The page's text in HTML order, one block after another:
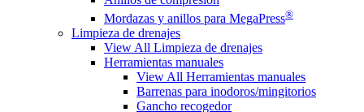
Mordazas y anillos para MegaPress®
Limpieza de drenajes
View All Limpieza de drenajes
Herramientas manuales
View All Herramientas manuales
Barrenas para inodoros/mingitorios
Gancho recogedor